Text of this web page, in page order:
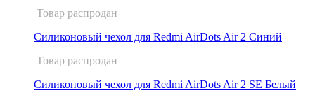
Товар распродан
Силиконовый чехол для Redmi AirDots Air 2 Синий
Товар распродан
Силиконовый чехол для Redmi AirDots Air 2 SE Белый